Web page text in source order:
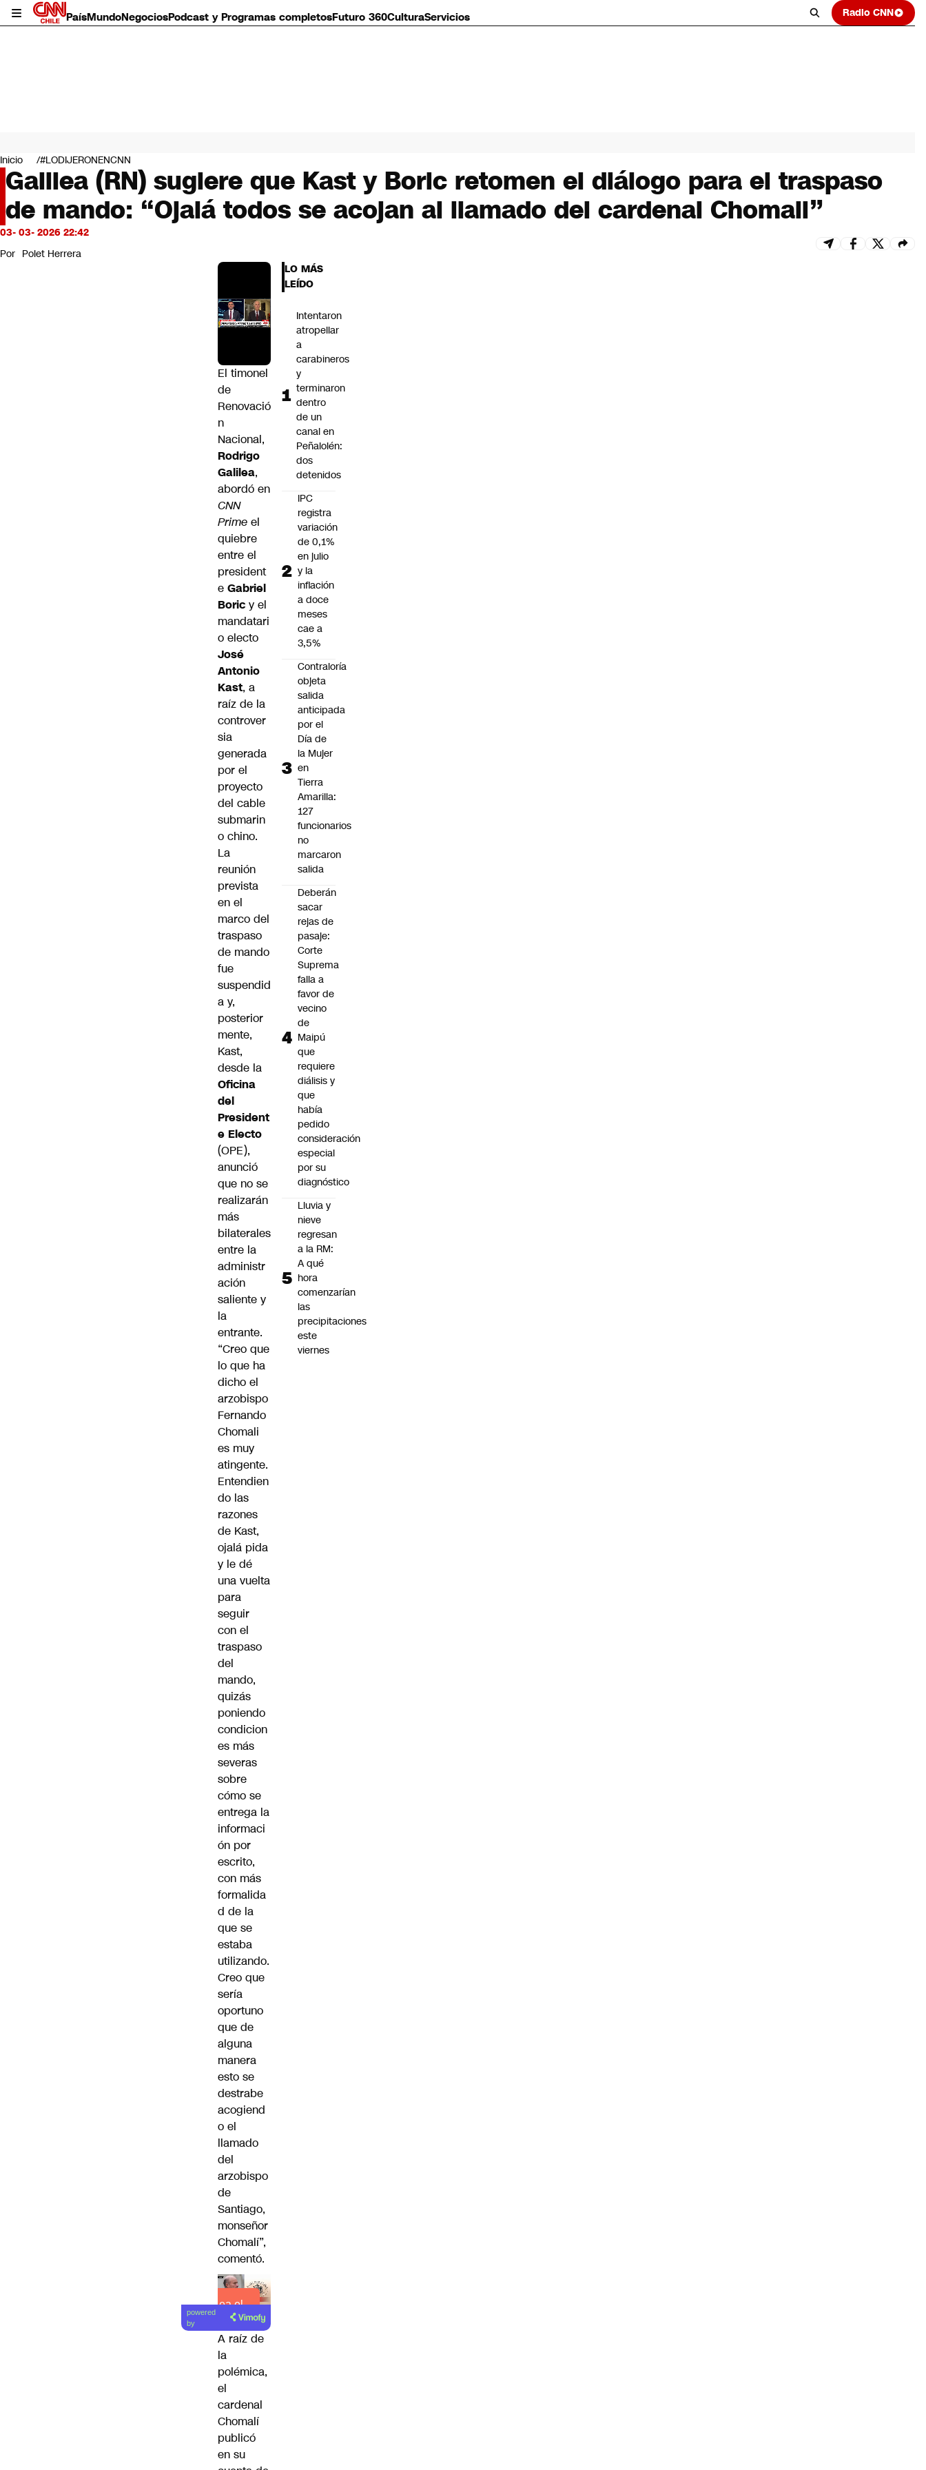
PaísMundoNegociosPodcast y Programas completosFuturo 360CulturaServicios Radio CNN
Mundo
Negocios
Deportes
Programas completos
Cultura
Servicios
Bits
CNN Data
Inicio #LODIJERONENCNN
Galilea (RN) sugiere que Kast y Boric retomen el diálogo para el traspaso
de mando: “Ojalá todos se acojan al llamado del cardenal Chomali”
03- 03- 2026 22:42
Por Polet Herrera
El timonel
de
Renovació
n
Nacional,
Rodrigo
Galilea,
abordó en
CNN
Prime el
quiebre
entre el
president
e Gabriel
Boric y el
mandatari
o electo
José
Antonio
Kast, a
raíz de la
controver
sia
generada
por el
proyecto
del cable
submarin
o chino.
La
reunión
prevista
en el
marco del
traspaso
de mando
fue
suspendid
a y,
posterior
mente,
Kast,
desde la
Oficina
del
President
e Electo
(OPE),
anunció
que no se
realizarán
más
bilaterales
entre la
administr
ación
saliente y
la
entrante.
“Creo que
lo que ha
dicho el
arzobispo
Fernando
Chomali
es muy
atingente.
Entendien
do las
razones
de Kast,
ojalá pida
y le dé
una vuelta
para
seguir
con el
traspaso
del
mando,
quizás
poniendo
condicion
es más
severas
sobre
cómo se
entrega la
informaci
ón por
escrito,
con más
formalida
d de la
que se
estaba
utilizando.
Creo que
sería
oportuno
que de
alguna
manera
esto se
destrabe
acogiend
o el
llamado
del
arzobispo
de
Santiago,
monseñor
Chomalí”,
comentó.
Lea el
artículo
powered
by
A raíz de
la
polémica,
el
cardenal
Chomalí
publicó
en su
LO MÁS
LEÍDO
Intentaron
atropellar
a
carabineros
y
terminaron
dentro
de un
canal en
Peñalolén:
dos
detenidos
IPC
registra
variación
de 0,1%
en julio
y la
inflación
a doce
meses
cae a
3,5%
Contraloría
objeta
salida
anticipada
por el
Día de
la Mujer
en
Tierra
Amarilla:
127
funcionarios
no
marcaron
salida
Deberán
sacar
rejas de
pasaje:
Corte
Suprema
falla a
favor de
vecino
de
Maipú
que
requiere
diálisis y
que
había
pedido
consideración
especial
por su
diagnóstico
Lluvia y
nieve
regresan
a la RM:
A qué
hora
comenzarían
las
precipitaciones
este
viernes